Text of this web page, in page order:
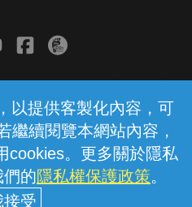
以提供客製化內容，可
繼續閱覽本網站內容，
cookies。更多關於隱私
的隱私權保護政策。
司個人家庭分公司
© 2026